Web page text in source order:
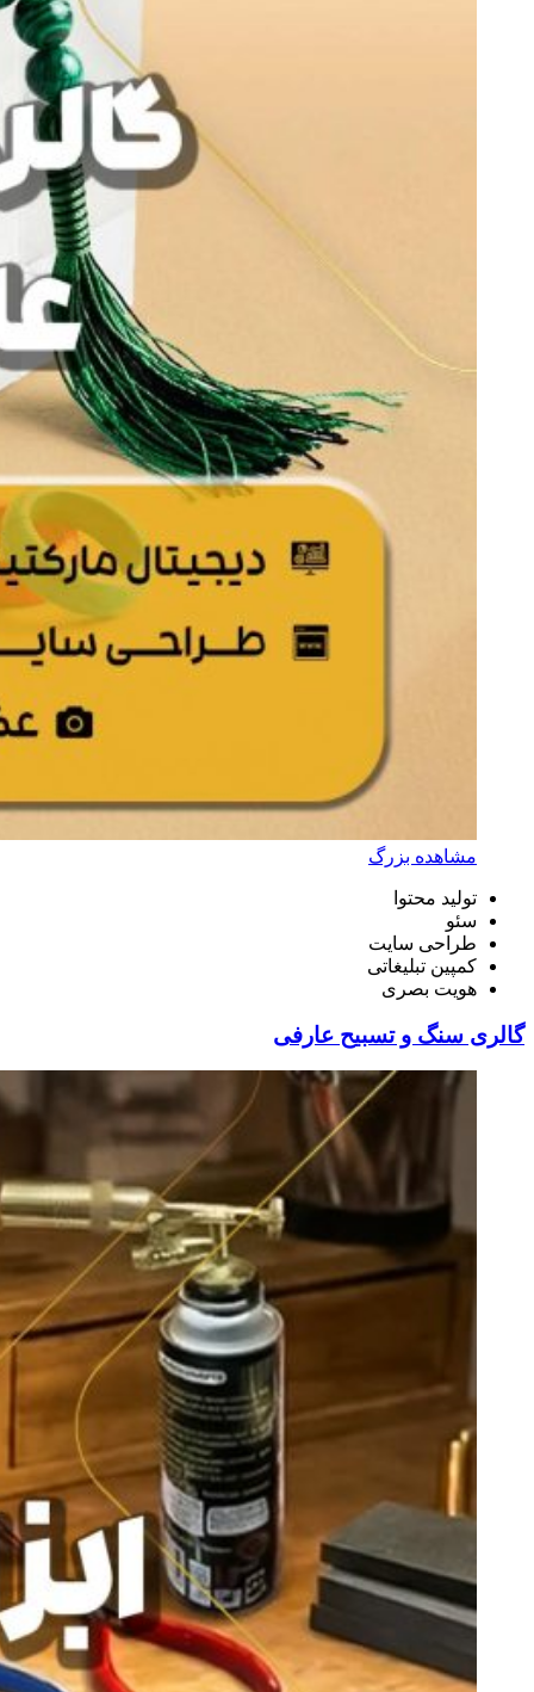
مشاهده بزرگ
تولید محتوا
سئو
طراحی سایت
کمپین تبلیغاتی
هویت بصری
گالری سنگ و تسبیح عارفی